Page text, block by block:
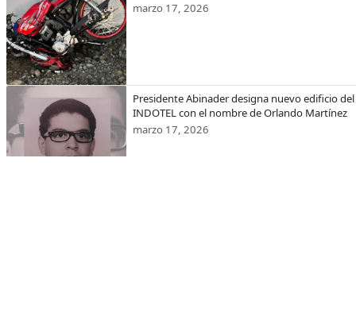
marzo 17, 2026
Presidente Abinader designa nuevo edificio del
INDOTEL con el nombre de Orlando Martínez
marzo 17, 2026